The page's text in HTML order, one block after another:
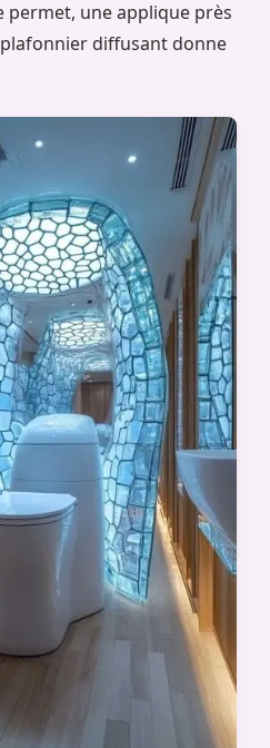
permet, une applique près
diffusant donne